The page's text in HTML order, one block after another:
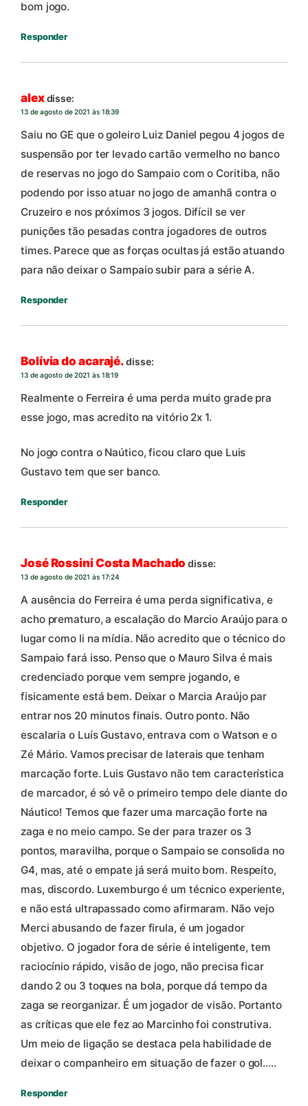
bom jogo.
Responder
alexdisse:
13 de agosto de 2021 às 18:39
Saiu no GE que o goleiro Luiz Daniel pegou 4 jogos de
suspensão por ter levado cartão vermelho no banco
de reservas no jogo do Sampaio com o Coritiba, não
podendo por isso atuar no jogo de amanhã contra o
Cruzeiro e nos próximos 3 jogos. Difícil se ver
punições tão pesadas contra jogadores de outros
times. Parece que as forças ocultas já estão atuando
para não deixar o Sampaio subir para a série A.
Responder
Bolívia do acarajé.disse:
13 de agosto de 2021 às 18:19
Realmente o Ferreira é uma perda muito grade pra
esse jogo, mas acredito na vitório 2x 1.
No jogo contra o Naútico, ficou claro que Luis
Gustavo tem que ser banco.
Responder
José Rossini Costa Machado disse:
13 de agosto de 2021 às 17:24
A ausência do Ferreira é uma perda significativa, e
acho prematuro, a escalação do Marcio Araújo para o
lugar como li na mídia. Não acredito que o técnico do
Sampaio fará isso. Penso que o Mauro Silva é mais
credenciado porque vem sempre jogando, e
fisicamente está bem. Deixar o Marcia Araújo par
entrar nos 20 minutos finais. Outro ponto. Não
escalaria o Luís Gustavo, entrava com o Watson e o
Zé Mário. Vamos precisar de laterais que tenham
marcação forte. Luis Gustavo não tem característica
de marcador, é só vê o primeiro tempo dele diante do
Náutico! Temos que fazer uma marcação forte na
zaga e no meio campo. Se der para trazer os 3
pontos, maravilha, porque o Sampaio se consolida no
G4, mas, até o empate já será muito bom. Respeito,
mas, discordo. Luxemburgo é um técnico experiente,
e não está ultrapassado como afirmaram. Não vejo
Merci abusando de fazer firula, é um jogador
objetivo. O jogador fora de série é inteligente, tem
raciocínio rápido, visão de jogo, não precisa ficar
dando 2 ou 3 toques na bola, porque dá tempo da
zaga se reorganizar. É um jogador de visão. Portanto
as críticas que ele fez ao Marcinho foi construtiva.
Um meio de ligação se destaca pela habilidade de
deixar o companheiro em situação de fazer o gol…..
Responder